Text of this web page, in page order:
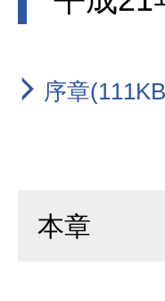
序章
本章